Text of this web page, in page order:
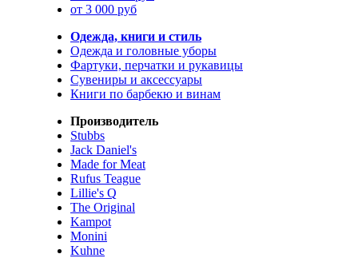
от 3 000 руб
Одежда, книги и стиль
Одежда и головные уборы
Фартуки, перчатки и рукавицы
Сувениры и аксессуары
Книги по барбекю и винам
Производитель
Stubbs
Jack Daniel's
Made for Meat
Rufus Teague
Lillie's Q
The Original
Kampot
Monini
Kuhne